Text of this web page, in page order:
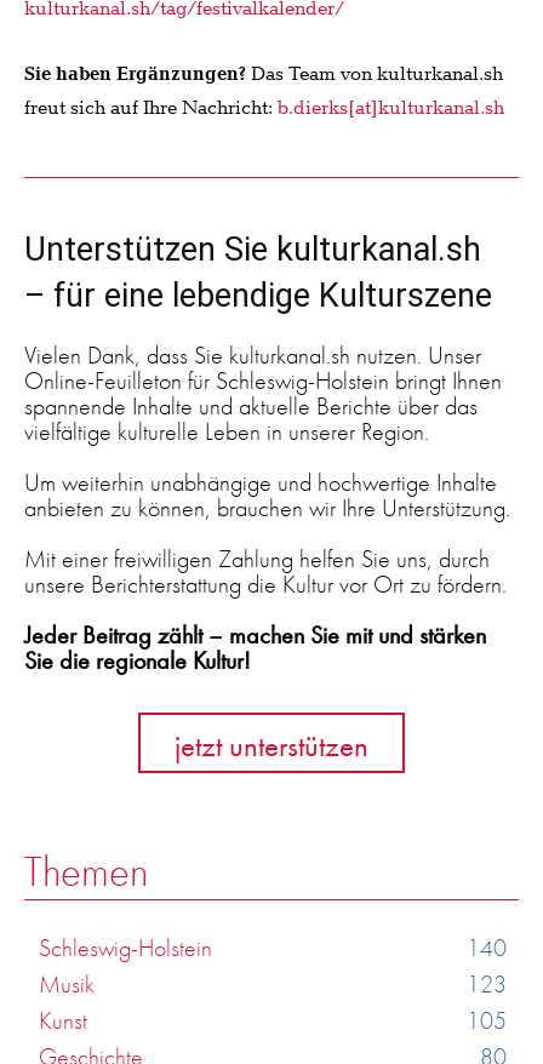
kulturkanal.sh/tag/festivalkalender/
Sie haben Ergänzungen?Das Team von kulturkanal.sh
freut sich auf Ihre Nachricht: b.dierks[at]kulturkanal.sh
Unterstützen Sie kulturkanal.sh
– für eine lebendige Kulturszene
Vielen Dank, dass Sie kulturkanal.sh nutzen. Unser
Online-Feuilleton für Schleswig-Holstein bringt Ihnen
spannende Inhalte und aktuelle Berichte über das
vielfältige kulturelle Leben in unserer Region.
Um weiterhin unabhängige und hochwertige Inhalte
anbieten zu können, brauchen wir Ihre Unterstützung.
Mit einer freiwilligen Zahlung helfen Sie uns, durch
unsere Berichterstattung die Kultur vor Ort zu fördern.
Jeder Beitrag zählt – machen Sie mit und stärken
Sie die regionale Kultur!
jetzt unterstützen
Themen
Schleswig-Holstein
140
Musik
123
Kunst
105
Geschichte
80